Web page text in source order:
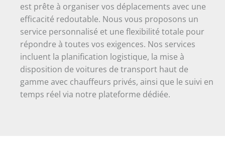
est prête à organiser vos déplacements avec une
efficacité redoutable. Nous vous proposons un
service personnalisé et une flexibilité totale pour
répondre à toutes vos exigences. Nos services
incluent la planification logistique, la mise à
disposition de voitures de transport haut de
gamme avec chauffeurs privés, ainsi que le suivi en
temps réel via notre plateforme dédiée.